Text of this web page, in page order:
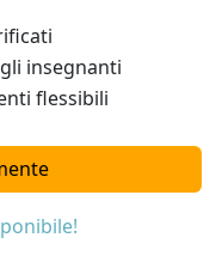
insegnanti
flessibili